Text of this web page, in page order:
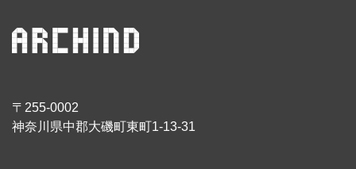
〒255-0002
神奈川県中郡大磯町東町1-13-31